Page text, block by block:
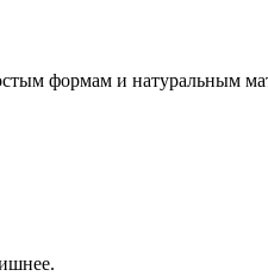
формам и натуральным